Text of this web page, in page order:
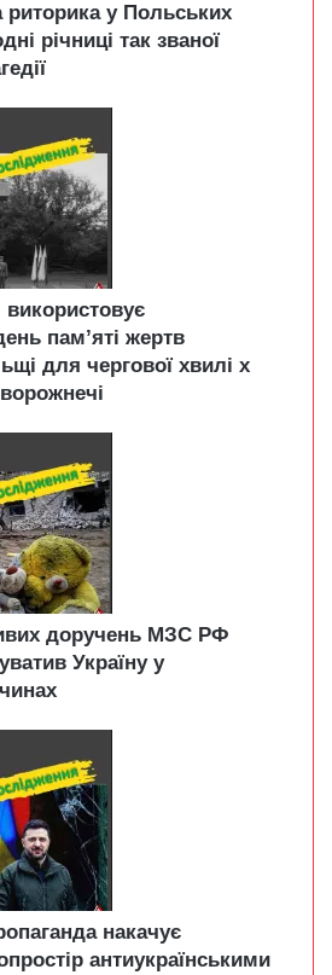
риторика у Польських
річниці так званої
пам’яті жертв
для чергової хвилі х
доручень МЗС РФ
Україну у
накачує
антиукраїнськими